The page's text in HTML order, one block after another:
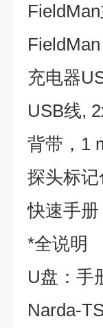
充电器
USB线,
背带，1
探头标记
快速手册
*全说明
U盘：手
Narda-